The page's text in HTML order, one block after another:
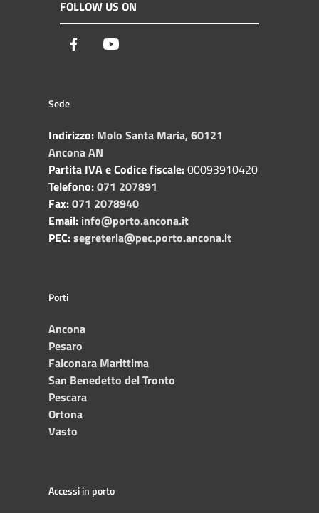
FOLLOW US ON
Facebook
Sede
Indirizzo: Molo Santa Maria, 60121
Ancona AN
Partita IVA e Codice fiscale:00093910420
Telefono:071 207891
Fax:071 2078940
Email: info@porto.ancona.it
PEC:segreteria@pec.porto.ancona.it
Porti
Ancona
Pesaro
Falconara Marittima
San Benedetto del Tronto
Pescara
Ortona
Vasto
Accessi in porto